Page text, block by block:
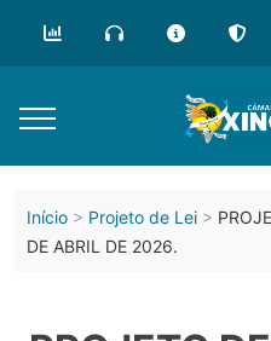
Início Projeto de Lei
DE ABRIL DE 2026.